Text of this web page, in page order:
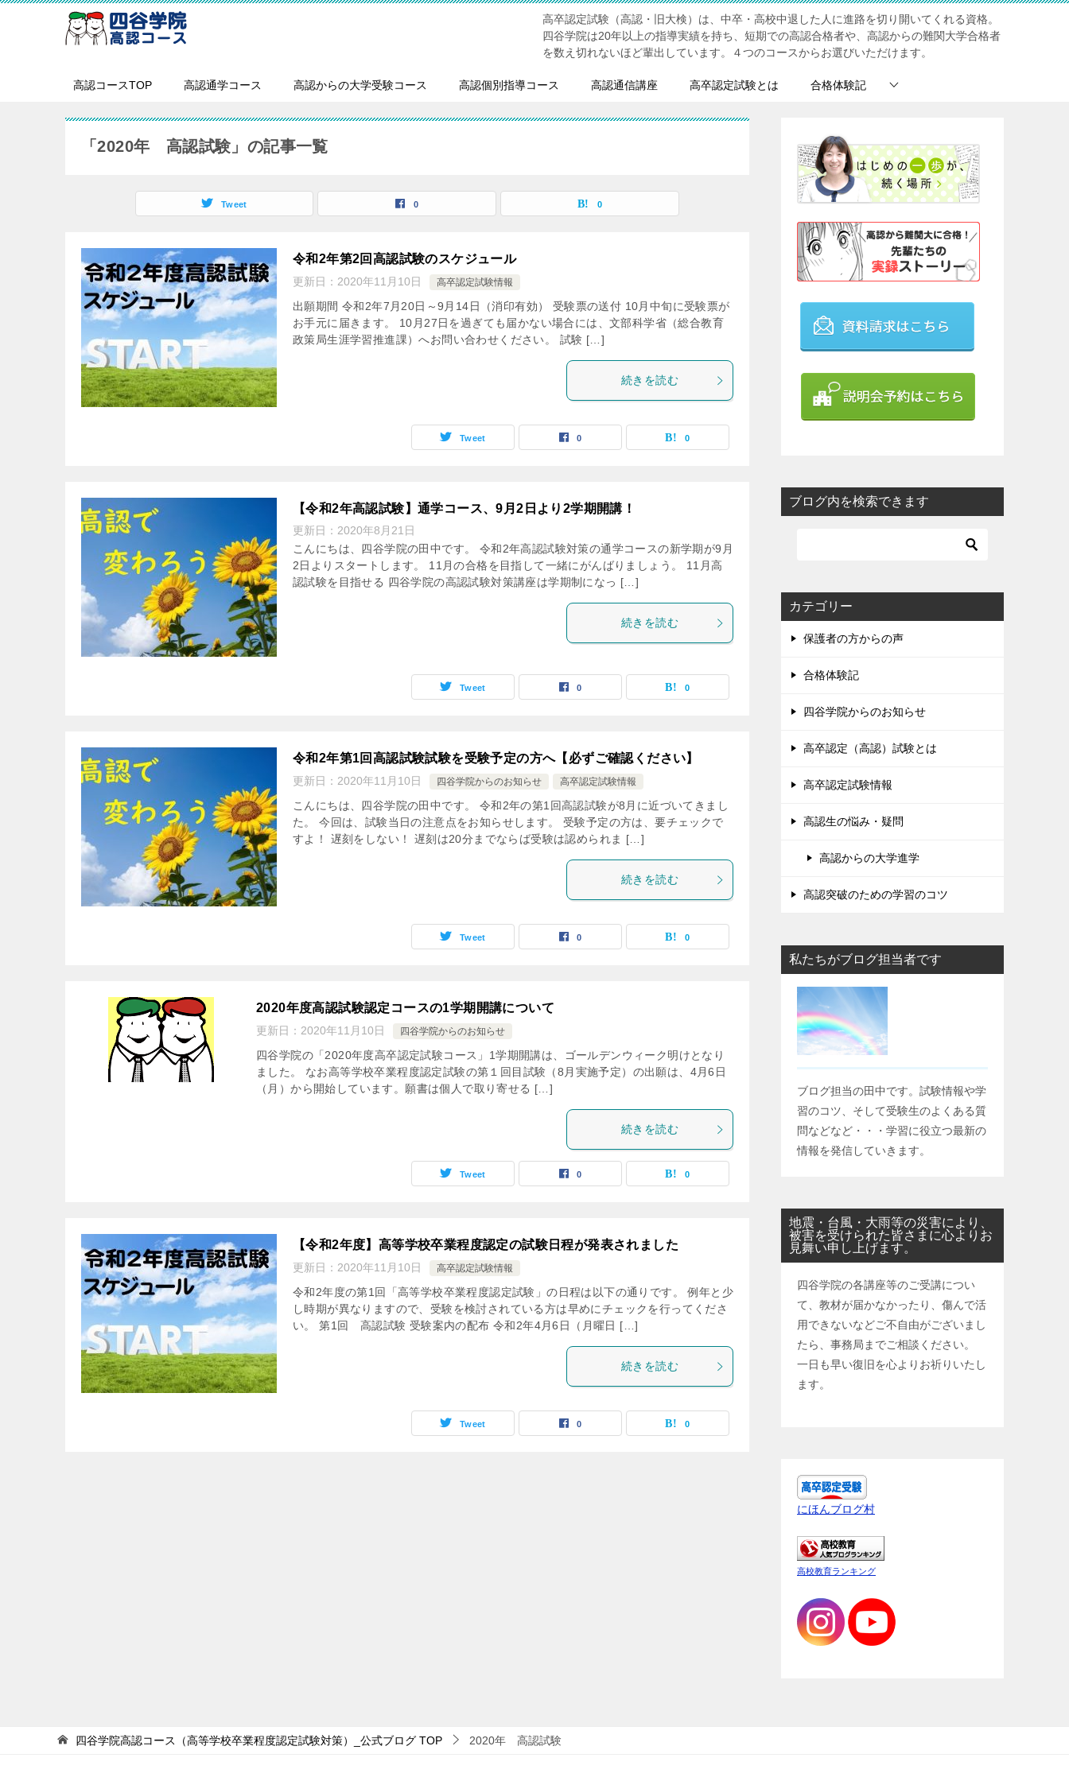
高卒認定試験（高認・旧大検）は、中卒・高校中退した人に進路を切り開いてくれる資格。
四谷学院は20年以上の指導実績を持ち、短期での高認合格者や、高認からの難関大学合格者
を数え切れないほど輩出しています。４つのコースからお選びいただけます。
高認コースTOP 高認通学コース 高認からの大学受験コース 高認個別指導コース 高認通信講座 高卒認定試験とは 合格体験記
「2020年 高認試験」の記事一覧
Tweet 0 0
令和2年第2回高認試験のスケジュール
更新日： 2020年11月10日 高卒認定試験情報
出願期間 令和2年7月20日～9月14日（消印有効） 受験票の送付 10月中旬に受験票が
お手元に届きます。 10月27日を過ぎても届かない場合には、文部科学省（総合教育
政策局生涯学習推進課）へお問い合わせください。 試験 […]
続きを読む
Tweet 0 0
【令和2年高認試験】通学コース、9月2日より2学期開講！
更新日： 2020年8月21日
こんにちは、四谷学院の田中です。 令和2年高認試験対策の通学コースの新学期が9月
2日よりスタートします。 11月の合格を目指して一緒にがんばりましょう。 11月高
認試験を目指せる 四谷学院の高認試験対策講座は学期制になっ […]
続きを読む
Tweet 0 0
令和2年第1回高認試験試験を受験予定の方へ【必ずご確認ください】
更新日： 2020年11月10日 四谷学院からのお知らせ 高卒認定試験情報
こんにちは、四谷学院の田中です。 令和2年の第1回高認試験が8月に近づいてきまし
た。 今回は、試験当日の注意点をお知らせします。 受験予定の方は、要チェックで
すよ！ 遅刻をしない！ 遅刻は20分までならば受験は認められま […]
続きを読む
Tweet 0 0
2020年度高認試験認定コースの1学期開講について
更新日： 2020年11月10日 四谷学院からのお知らせ
四谷学院の「2020年度高卒認定試験コース」1学期開講は、ゴールデンウィーク明けとなり
ました。 なお高等学校卒業程度認定試験の第１回目試験（8月実施予定）の出願は、4月6日
（月）から開始しています。願書は個人で取り寄せる […]
続きを読む
Tweet 0 0
【令和2年度】高等学校卒業程度認定の試験日程が発表されました
更新日： 2020年11月10日 高卒認定試験情報
令和2年度の第1回「高等学校卒業程度認定試験」の日程は以下の通りです。 例年と少
し時期が異なりますので、受験を検討されている方は早めにチェックを行ってくださ
い。 第1回 高認試験 受験案内の配布 令和2年4月6日（月曜日 […]
続きを読む
Tweet 0 0
ブログ内を検索できます
カテゴリー
保護者の方からの声
合格体験記
四谷学院からのお知らせ
高卒認定（高認）試験とは
高卒認定試験情報
高認生の悩み・疑問
高認からの大学進学
高認突破のための学習のコツ
私たちがブログ担当者です
ブログ担当の田中です。試験情報や学
習のコツ、そして受験生のよくある質
問などなど・・・学習に役立つ最新の
情報を発信していきます。
地震・台風・大雨等の災害により、
被害を受けられた皆さまに心よりお
見舞い申し上げます。
四谷学院の各講座等のご受講につい
て、教材が届かなかったり、傷んで活
用できないなどご不自由がございまし
たら、事務局までご相談ください。
一日も早い復旧を心よりお祈りいたし
ます。
にほんブログ村
高校教育ランキング
四谷学院高認コース（高等学校卒業程度認定試験対策）_公式ブログ TOP 2020年 高認試験